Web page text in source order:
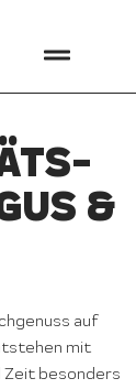
&
auf
mit
besonders